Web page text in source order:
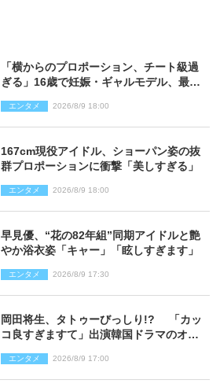
「横からのプロポーション、チート級過
ぎる」16歳で妊娠・ギャルモデル、最新
エンタメ 2026/8/9 18:00
167cm現役アイドル、ショーパン姿の抜
群プロポーションに衝撃「美しすぎる」
エンタメ 2026/8/9 18:00
早見優、“花の82年組”同期アイドルと艶
やか浴衣姿「キャー」「眩しすぎます」
エンタメ 2026/8/9 17:30
岡田将生、タトゥーびっしり!? 「カッ
コ良すぎますて」出演韓国ドラマのオフ
エンタメ 2026/8/9 17:00